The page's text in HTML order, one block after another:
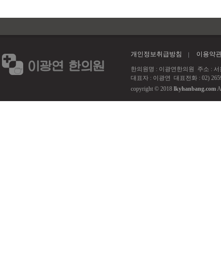
개인정보취급방침 이용약
한의원명 : 이광연한의원 주소 : 서
대표자 : 이광연 대표전화 : 02)
copyright © 2018 lkyhanbang.com